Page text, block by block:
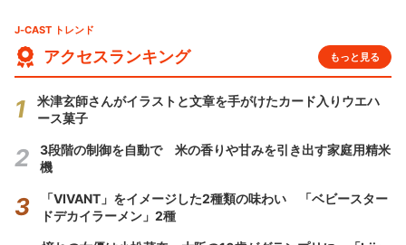
J-CAST トレンド
アクセスランキング もっと見る
米津玄師さんがイラストと文章を手がけたカード入りウエハ
ース菓子
3段階の制御を自動で 米の香りや甘みを引き出す家庭用精米
機
「VIVANT」をイメージした2種類の味わい 「ベビースター
ドデカイラーメン」2種